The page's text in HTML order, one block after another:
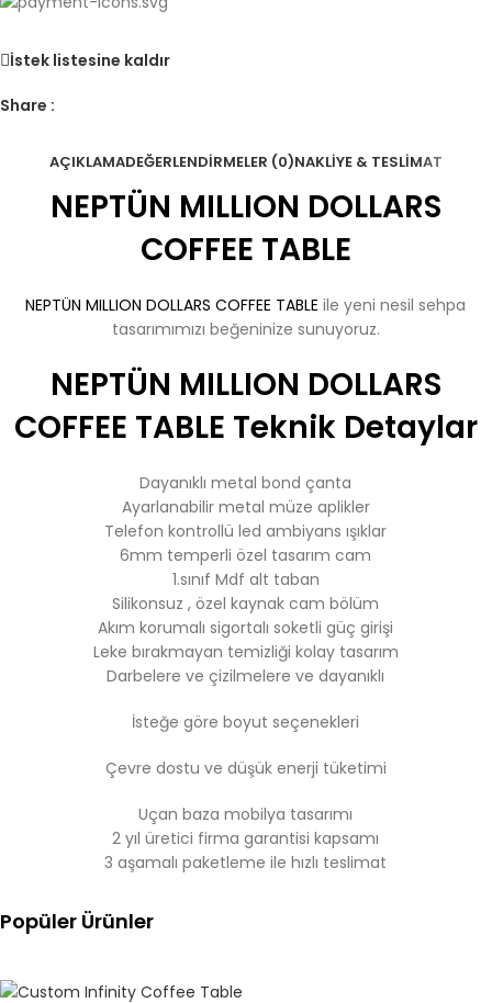
İstek listesine kaldır
Share :
AÇIKLAMADEĞERLENDIRMELER (0)NAKLIYE & TESLIMAT
NEPTÜN MILLION DOLLARS
COFFEE TABLE
NEPTÜN MILLION DOLLARS COFFEE TABLE ile yeni nesil sehpa
tasarımımızı beğeninize sunuyoruz.
NEPTÜN MILLION DOLLARS
COFFEE TABLE Teknik Detaylar
Dayanıklı metal bond çanta
Ayarlanabilir metal müze aplikler
Telefon kontrollü led ambiyans ışıklar
6mm temperli özel tasarım cam
1.sınıf Mdf alt taban
Silikonsuz , özel kaynak cam bölüm
Akım korumalı sigortalı soketli güç girişi
Leke bırakmayan temizliği kolay tasarım
Darbelere ve çizilmelere ve dayanıklı
İsteğe göre boyut seçenekleri
Çevre dostu ve düşük enerji tüketimi
Uçan baza mobilya tasarımı
2 yıl üretici firma garantisi kapsamı
3 aşamalı paketleme ile hızlı teslimat
Popüler Ürünler